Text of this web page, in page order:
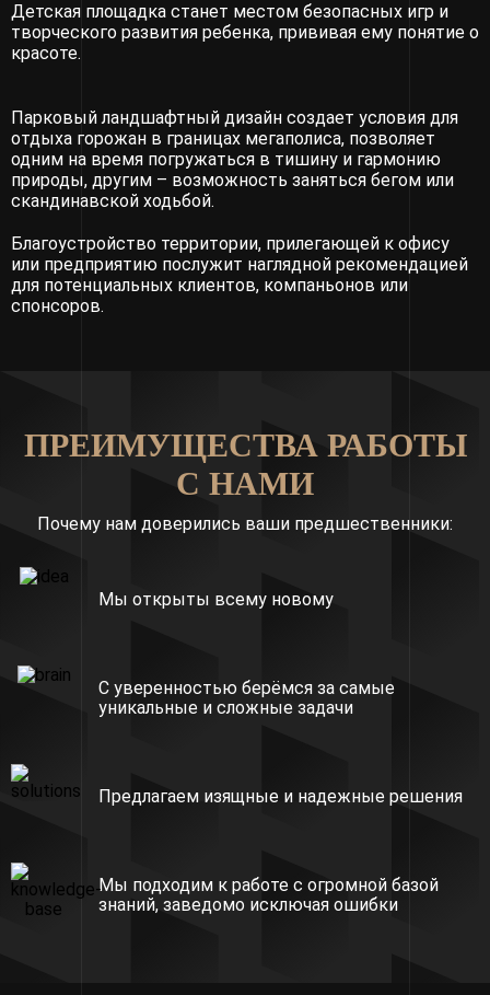
Детская площадка станет местом безопасных игр и
творческого развития ребенка, прививая ему понятие о
красоте.
Парковый ландшафтный дизайн создает условия для
отдыха горожан в границах мегаполиса, позволяет
одним на время погружаться в тишину и гармонию
природы, другим – возможность заняться бегом или
скандинавской ходьбой.
Благоустройство территории, прилегающей к офису
или предприятию послужит наглядной рекомендацией
для потенциальных клиентов, компаньонов или
спонсоров.
ПРЕИМУЩЕСТВА РАБОТЫ
С НАМИ
Почему нам доверились ваши предшественники:
Мы открыты всему новому
С уверенностью берёмся за самые
уникальные и сложные задачи
Предлагаем изящные и надежные решения
Мы подходим к работе с огромной базой
знаний, заведомо исключая ошибки